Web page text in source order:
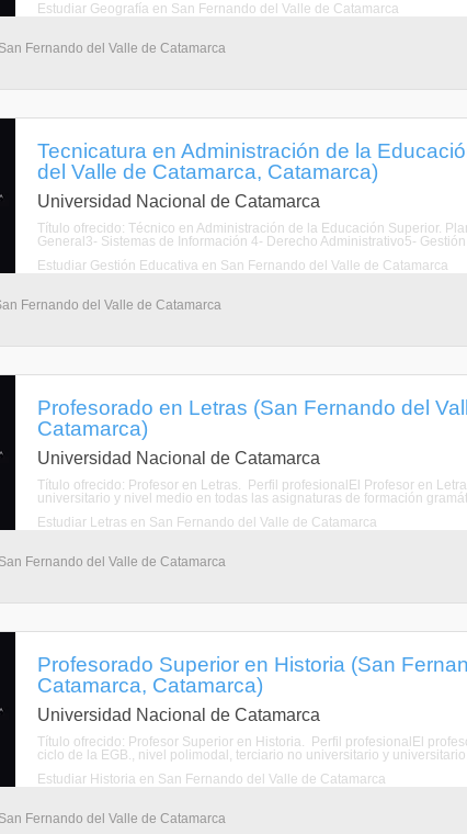
Estudiar Geografía en San Fernando del Valle de Catamarca
Fernando del Valle de Catamarca
Tecnicatura en Administración de la
del Valle de Catamarca, Catamarca)
Universidad Nacional de Catamarca
Título ofrecido: Técnico en Administración de la Educación Superior.
General3- Sistemas de Información 4- Derecho Administrativo5-
Estudiar Gestión Educativa en San Fernando del Valle de Catamarca
Fernando del Valle de Catamarca
Profesorado en Letras (San Fernando del
Catamarca)
Universidad Nacional de Catamarca
Título ofrecido: Profesor en Letras. Perfil profesionalEl Profesor en
universitario y nivel medio en todas las asignaturas de formación
Estudiar Letras en San Fernando del Valle de Catamarca
Fernando del Valle de Catamarca
Profesorado Superior en Historia (San
Catamarca, Catamarca)
Universidad Nacional de Catamarca
Título ofrecido: Profesor Superior en Historia. Perfil profesionalEl
ciclo de la EGB., nivel polimodal, terciario no universitario y
Estudiar Historia en San Fernando del Valle de Catamarca
Fernando del Valle de Catamarca